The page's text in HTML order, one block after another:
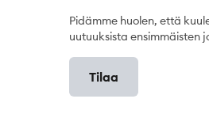
Pidämme huolen, että
uutuuksista ensimmäisten
Tilaa
Tietoa sivustolla käytetyistä
Käytämme sivustollamme evästeitä